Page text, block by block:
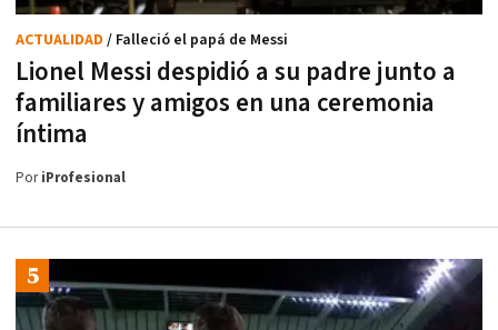
Lionel Messi despidió a su padre junto a
familiares y amigos en una ceremonia
íntima
ACTUALIDAD / Falleció el papá de Messi
PoriProfesional